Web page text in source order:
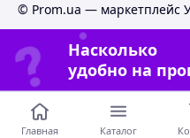
© Prom.ua — маркетплейс
Насколько
удобно на
Главная Каталог